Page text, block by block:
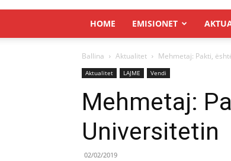
HOME EMISIONET
Ballina Aktualitet Mehmetaj: Pakti,
Aktualitet LAJME Vendi
Mehmetaj:
Universitetin
02/02/2019